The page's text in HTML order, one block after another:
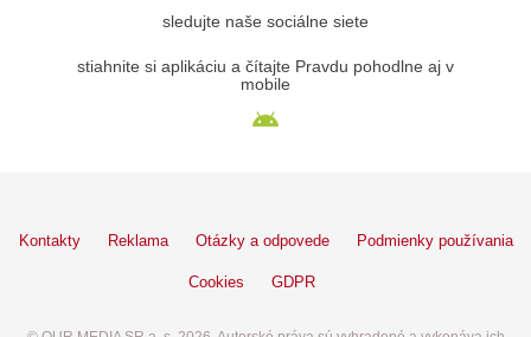
sledujte naše sociálne siete
stiahnite si aplikáciu a čítajte Pravdu pohodlne aj v
mobile
Kontakty Reklama Otázky a odpovede Podmienky používania
Cookies GDPR